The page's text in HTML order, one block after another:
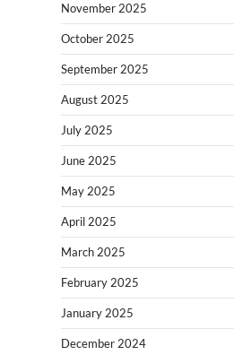
November 2025
October 2025
September 2025
August 2025
July 2025
June 2025
May 2025
April 2025
March 2025
February 2025
January 2025
December 2024